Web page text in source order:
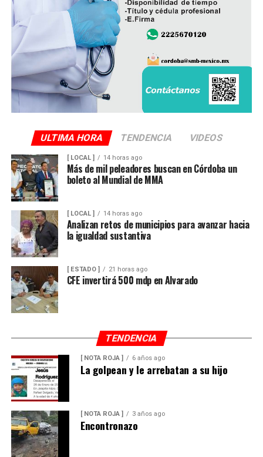
ULTIMA HORA TENDENCIA VIDEOS
[ LOCAL ] 14 horas ago
Más de mil peleadores buscan en Córdoba un
boleto al Mundial de MMA
[ LOCAL ] 14 horas ago
Analizan retos de municipios para avanzar hacia
la igualdad sustantiva
[ ESTADO ] 21 horas ago
CFE invertirá 500 mdp en Alvarado
TENDENCIA
[ NOTA ROJA ] 6 años ago
La golpean y le arrebatan a su hijo
[ NOTA ROJA ] 3 años ago
Encontronazo